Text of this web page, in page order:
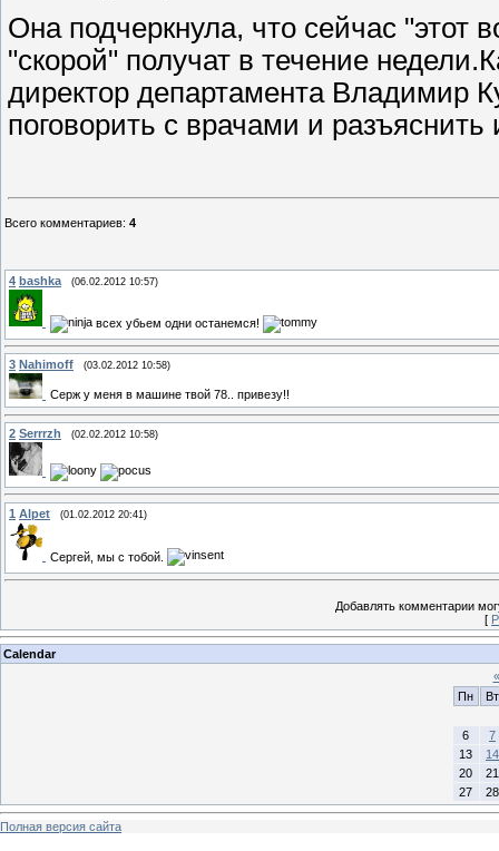
Она подчеркнула, что сейчас "этот
"скорой" получат в течение
директор департамента Владимир
поговорить с врачами и
Всего комментариев: 4
4 bashka (06.02.2012 10:57)
всех убьем одни останемся!
3 Nahimoff (03.02.2012 10:58)
Серж у меня в машине твой 78.. привезу!!
2 Serrrzh (02.02.2012 10:58)
1 Alpet (01.02.2012 20:41)
Сергей, мы с тобой.
Добавлять комментарии
[
Calendar
«
Пн
Вт
6
7
13
14
20
21
27
28
Полная версия сайта